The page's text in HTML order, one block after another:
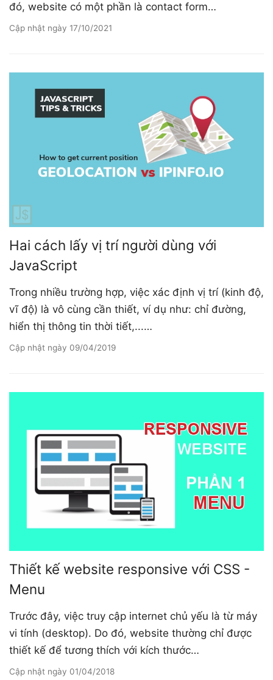
đó, website có một phần là contact form…
Cập nhật ngày 17/10/2021
Hai cách lấy vị trí người dùng với
JavaScript
Trong nhiều trường hợp, việc xác định vị trí (kinh độ,
vĩ độ) là vô cùng cần thiết, ví dụ như: chỉ đường,
hiển thị thông tin thời tiết,...…
Cập nhật ngày 09/04/2019
Thiết kế website responsive với CSS -
Menu
Trước đây, việc truy cập internet chủ yếu là từ máy
vi tính (desktop). Do đó, website thường chỉ được
thiết kế để tương thích với kích thước…
Cập nhật ngày 01/04/2018